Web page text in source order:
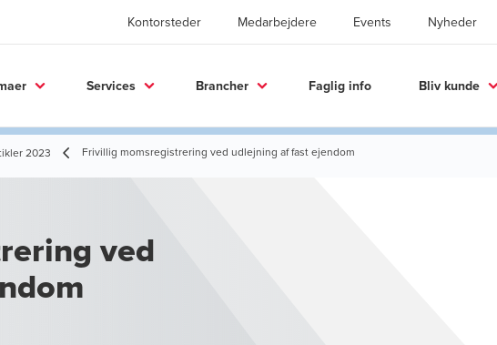
Kontorsteder Medarbejdere Events Nyheder
Services Brancher Faglig info Bliv kunde
2023 Frivillig momsregistrering ved udlejning af fast ejendom
ved